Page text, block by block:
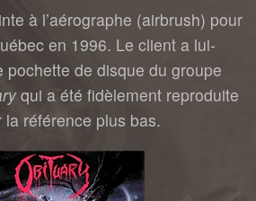
à l’aérographe (airbrush) pour
en 1996. Le client a lui-
pochette de disque du groupe
qui a été fidèlement reproduite
référence plus bas.